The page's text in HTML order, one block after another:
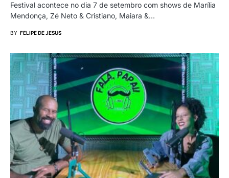
Festival acontece no dia 7 de setembro com shows de Marília
Mendonça, Zé Neto & Cristiano, Maiara &…
BY FELIPE DE JESUS